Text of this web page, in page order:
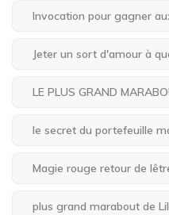
Invocation pour gagner
Jeter un sort d'amour à
LE PLUS GRAND
le secret du portefeuille
Magie rouge retour de
plus grand marabout de